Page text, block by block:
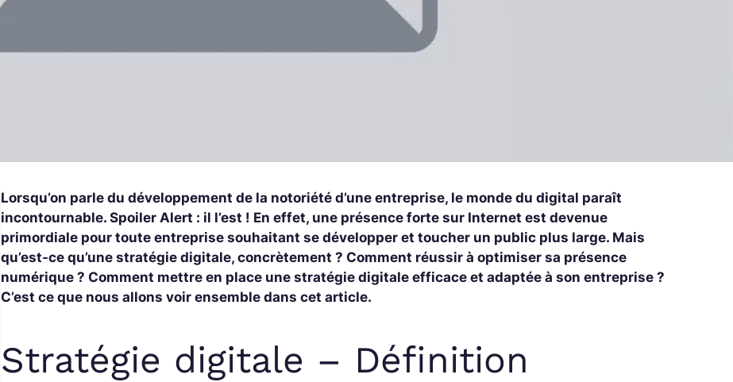
Lorsqu’on parle du développement de la notoriété d’une entreprise, le monde du digital paraît
incontournable. Spoiler Alert : il l’est ! En effet, une présence forte sur Internet est devenue
primordiale pour toute entreprise souhaitant se développer et toucher un public plus large. Mais
qu’est-ce qu’une stratégie digitale, concrètement ? Comment réussir à optimiser sa présence
numérique ? Comment mettre en place une stratégie digitale efficace et adaptée à son entreprise ?
C’est ce que nous allons voir ensemble dans cet article.
Stratégie digitale – Définition